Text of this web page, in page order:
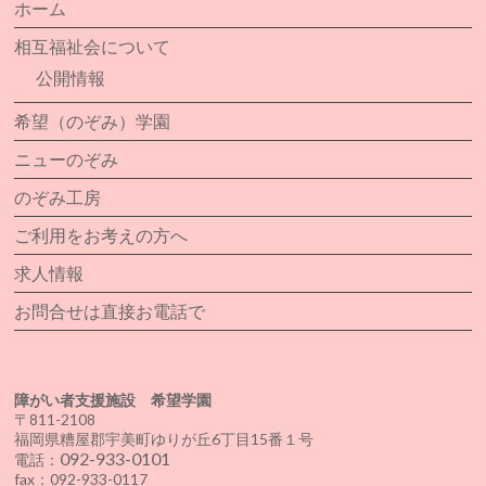
ホーム
相互福祉会について
公開情報
希望（のぞみ）学園
ニューのぞみ
のぞみ工房
ご利用をお考えの方へ
求人情報
お問合せは直接お電話で
障がい者支援施設 希望学園
〒811-2108
福岡県糟屋郡宇美町ゆりが丘6丁目15番１号
電話： 092-933-0101
fax：092-933-0117